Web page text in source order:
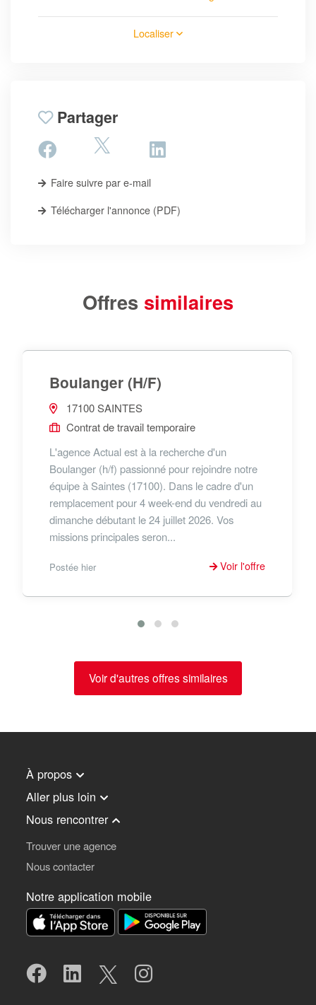
Localiser
Partager
Faire suivre par e-mail
Télécharger l'annonce (PDF)
Offres similaires
Boulanger (H/F)
17100 SAINTES
Contrat de travail temporaire
L'agence Actual est à la recherche d'un
Boulanger (h/f) passionné pour rejoindre notre
équipe à Saintes (17100). Dans le cadre d'un
remplacement pour 4 week-end du vendredi au
dimanche débutant le 24 juillet 2026. Vos
missions principales seron...
Postée hier Voir l'offre
Voir d'autres offres similaires
À propos
Aller plus loin
Nous rencontrer
Trouver une agence
Nous contacter
Notre application mobile